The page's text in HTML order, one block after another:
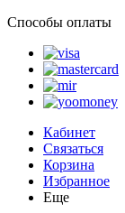
Способы оплаты
Кабинет
Связаться
Корзина
Избранное
Еще